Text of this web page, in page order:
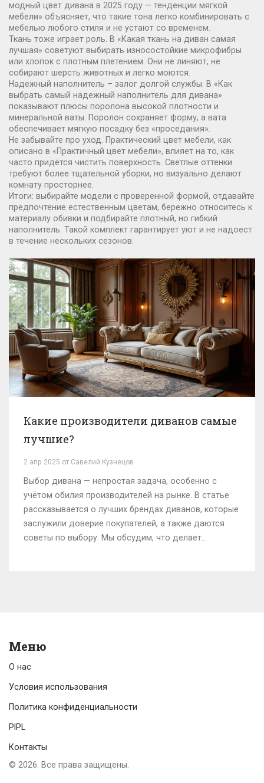
модный цвет дивана в 2025 году — тенденции мягкой
мебели» объясняет, что такие тона легко комбинировать с
мебелью любого стиля и не устают со временем.
Ткань тоже играет роль. В «Какая ткань на диван самая
лучшая» советуют выбирать износостойкие микрофибры
или хлопок с плотным плетением. Они не линяют, не
собирают шерсть животных и легко моются.
Надежный наполнитель – залог долгой службы. В «Как
выбрать самый надежный наполнитель для дивана»
показывают плюсы поролона высокой плотности и
минеральной ваты. Поролон сохраняет форму, а вата
обеспечивает мягкую посадку без «проседания».
Не забывайте про уход. Практический цвет мебели, как
описано в «Практичный цвет мебели», влияет на то, как
часто придётся чистить поверхность. Светлые оттенки
требуют более тщательной уборки, но визуально делают
комнату просторнее.
Итоги: выбирайте модели с проверенной формой, отдавайте
предпочтение естественным цветам, бережно относитесь к
материалу обивки и подбирайте плотный, но гибкий
наполнитель. Такой комплект гарантирует уют и не надоест
в течение нескольких сезонов.
Какие производители диванов самые
лучшие?
2 апр 2025 от Савелий Кузнецов
Выбор дивана — непростая задача, особенно с
учётом обилия производителей на рынке. В статье
рассказывается о лучших брендах диванов, которые
заслужили доверие покупателей, а также даются
советы по выбору. Мы обсудим, что делает
Меню
О нас
Условия использования
Политика конфиденциальности
PIPL
Контакты
© 2026. Все права защищены.